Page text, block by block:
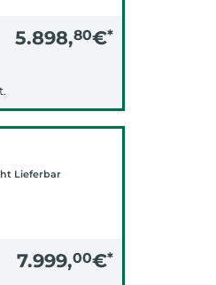
5.898,80€*
Lieferbar
7.999,00€*